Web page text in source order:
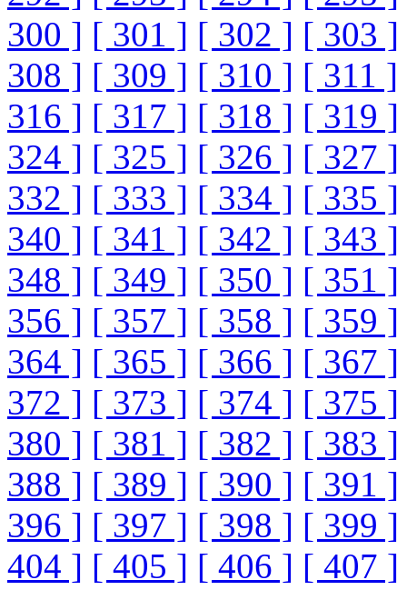
300 ] [ 301 ] [ 302 ] [ 303 ]
308 ] [ 309 ] [ 310 ] [ 311 ]
316 ] [ 317 ] [ 318 ] [ 319 ]
324 ] [ 325 ] [ 326 ] [ 327 ]
332 ] [ 333 ] [ 334 ] [ 335 ]
340 ] [ 341 ] [ 342 ] [ 343 ]
348 ] [ 349 ] [ 350 ] [ 351 ]
356 ] [ 357 ] [ 358 ] [ 359 ]
364 ] [ 365 ] [ 366 ] [ 367 ]
372 ] [ 373 ] [ 374 ] [ 375 ]
380 ] [ 381 ] [ 382 ] [ 383 ]
388 ] [ 389 ] [ 390 ] [ 391 ]
396 ] [ 397 ] [ 398 ] [ 399 ]
404 ] [ 405 ] [ 406 ] [ 407 ]